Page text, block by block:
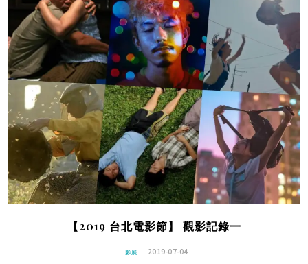
【2019 台北電影節】 觀影記錄一
影展 2019-07-04